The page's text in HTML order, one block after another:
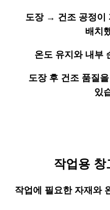
도장 → 건조 공정이
배치
온도 유지와 내부
도장 후 건조 품질
있
작업용 창
작업에 필요한 자재와